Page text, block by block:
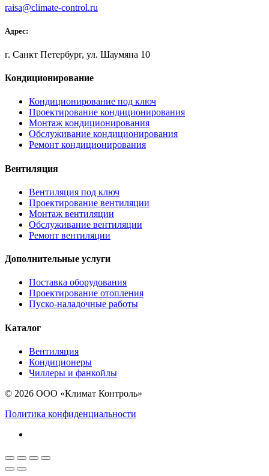
raisa@climate-control.ru
Адрес:
г. Санкт Петербург, ул. Шаумяна 10
Кондиционирование
Кондиционирование под ключ
Проектирование кондиционирования
Монтаж кондиционирования
Обслуживание кондиционирования
Ремонт кондиционирования
Вентиляция
Вентиляция под ключ
Проектирование вентиляции
Монтаж вентиляции
Обслуживание вентиляции
Ремонт вентиляции
Дополнительные услуги
Поставка оборудования
Проектирование отопления
Пуско-наладочные работы
Каталог
Вентиляция
Кондиционеры
Чиллеры и фанкойлы
© 2026 ООО «Климат Контроль»
Политика конфиденциальности